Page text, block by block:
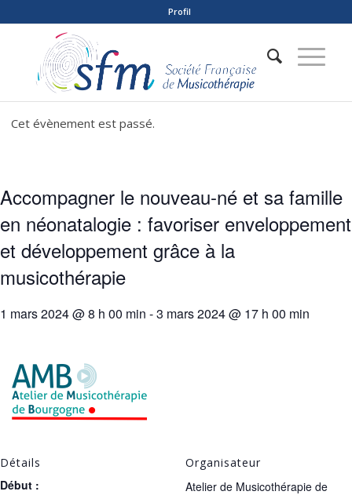
Profil
Cet évènement est passé.
Accompagner le nouveau-né et sa famille
en néonatalogie : favoriser enveloppement
et développement grâce à la
musicothérapie
1 mars 2024 @ 8 h 00 min -3 mars 2024 @ 17 h 00 min
Détails
Début :
Organisateur
Atelier de Musicothérapie de